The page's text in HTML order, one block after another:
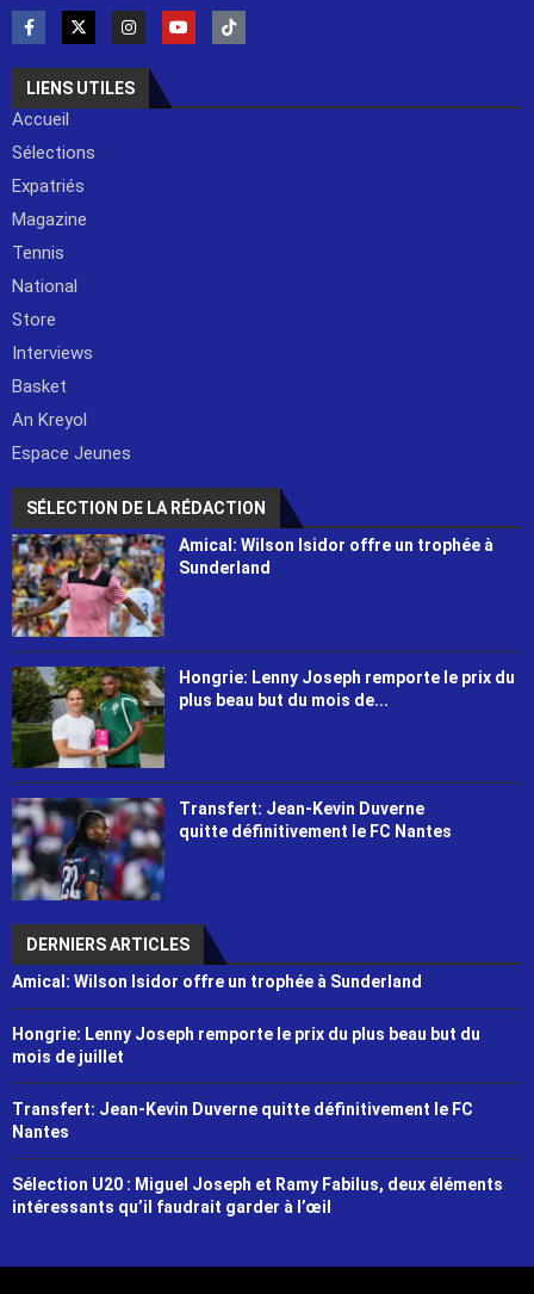
LIENS UTILES
Accueil
Sélections
Expatriés
Magazine
Tennis
National
Store
Interviews
Basket
An Kreyol
Espace Jeunes
SÉLECTION DE LA RÉDACTION
Amical: Wilson Isidor offre un trophée à
Sunderland
Hongrie: Lenny Joseph remporte le prix du
plus beau but du mois de...
Transfert: Jean-Kevin Duverne
quitte définitivement le FC Nantes
DERNIERS ARTICLES
Amical: Wilson Isidor offre un trophée à Sunderland
Hongrie: Lenny Joseph remporte le prix du plus beau but du
mois de juillet
Transfert: Jean-Kevin Duverne quitte définitivement le FC
Nantes
Sélection U20 : Miguel Joseph et Ramy Fabilus, deux éléments
intéressants qu’il faudrait garder à l’œil